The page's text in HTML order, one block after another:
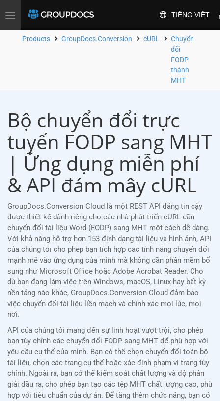
Toggle
TIẾNG VIỆT
Products GroupDocs.Conversion cURL
Chuyển
đổi
FODP
thành
MHT
Bộ chuyển đổi trực
tuyến FODP sang MHT
| Ứng dụng miễn phí
& API đám mây cURL
GroupDocs.Conversion Cloud là một REST API đáng tin cậy
được thiết kế dành riêng cho các nhà phát triển cURL cần
chuyển đổi tài liệu Word (FODP) sang MHT một cách dễ dàng.
Với khả năng hỗ trợ hơn 153 định dạng tài liệu và hình ảnh, API
của chúng tôi cho phép bạn tích hợp các tính năng chuyển đổi
mạnh mẽ vào ứng dụng của mình mà không cần phần mềm bổ
sung như Microsoft Office hoặc Adobe Acrobat Reader. Cho
dù bạn đang làm việc trên Windows, macOS, Linux hay bất kỳ
nền tảng nào khác, GroupDocs.Conversion Cloud đảm bảo
việc chuyển đổi tài liệu liền mạch và chính xác mọi lúc, mọi
nơi.
API của chúng tôi mang đến sự linh hoạt vượt trội, cho phép
bạn tùy chỉnh các chuyển đổi FODP sang MHT để phù hợp với
yêu cầu cụ thể của mình. Bạn có thể chọn chuyển đổi toàn bộ
tài liệu, chọn các trang cụ thể hoặc xác định phạm vi trang tùy
chỉnh. Ngoài ra, bạn có thể kiểm soát chất lượng và độ phân
giải đầu ra, cho phép bạn tạo các tệp MHT chất lượng cao, phù
hợp với tiêu chuẩn của dự án. Để tăng thêm chức năng, bạn có